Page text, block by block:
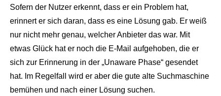
Sofern der Nutzer erkennt, dass er ein Problem hat,
erinnert er sich daran, dass es eine Lösung gab. Er weiß
nur nicht mehr genau, welcher Anbieter das war. Mit
etwas Glück hat er noch die E-Mail aufgehoben, die er
sich zur Erinnerung in der „Unaware Phase“ gesendet
hat. Im Regelfall wird er aber die gute alte Suchmaschine
bemühen und nach einer Lösung suchen.